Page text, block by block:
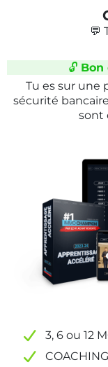
💬
🔓 Bon
Tu es sur une
sécurité
sont
3, 6 ou 12